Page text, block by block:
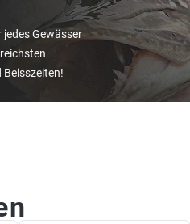
Gewässer
Beisszeiten!